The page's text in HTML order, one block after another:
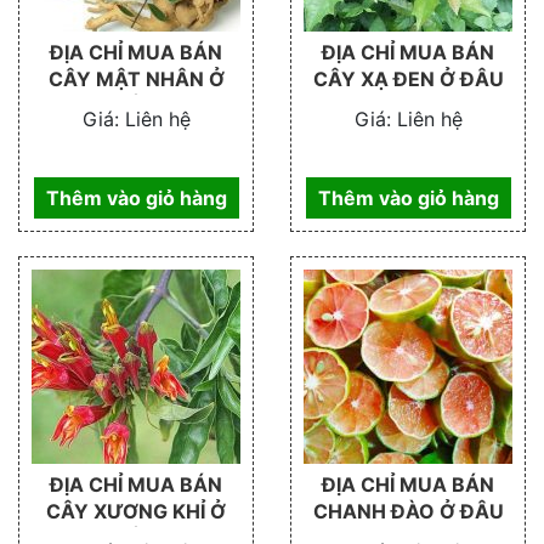
ĐỊA CHỈ MUA BÁN
CÂY MẬT NHÂN Ở
ĐÂU
Giá:Liên hệ
Thêm vào giỏ hàng
ĐỊA CHỈ MUA BÁN
CÂY XẠ ĐEN Ở ĐÂU
Giá:Liên hệ
Thêm vào giỏ hàng
ĐỊA CHỈ MUA BÁN
CÂY XƯƠNG KHỈ Ở
ĐÂU
ĐỊA CHỈ MUA BÁN
CHANH ĐÀO Ở ĐÂU